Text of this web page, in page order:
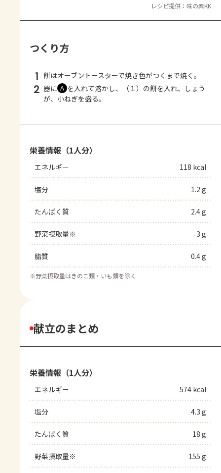
レシピ提供：味の素KK
つくり方
1 餅はオーブントースターで焼き色がつくまで焼く。
2 器に Ａ を入れて溶かし、（１）の餅を入れ、しょう
が、小ねぎを盛る。
栄養情報（1人分）
エネルギー 118 kcal
塩分 1.2 g
たんぱく質 2.4 g
野菜摂取量※ 3 g
脂質 0.4 g
※野菜摂取量はきのこ類・いも類を除く
献立のまとめ
栄養情報（1人分）
エネルギー 574 kcal
塩分 4.3 g
たんぱく質 18 g
野菜摂取量※ 155 g